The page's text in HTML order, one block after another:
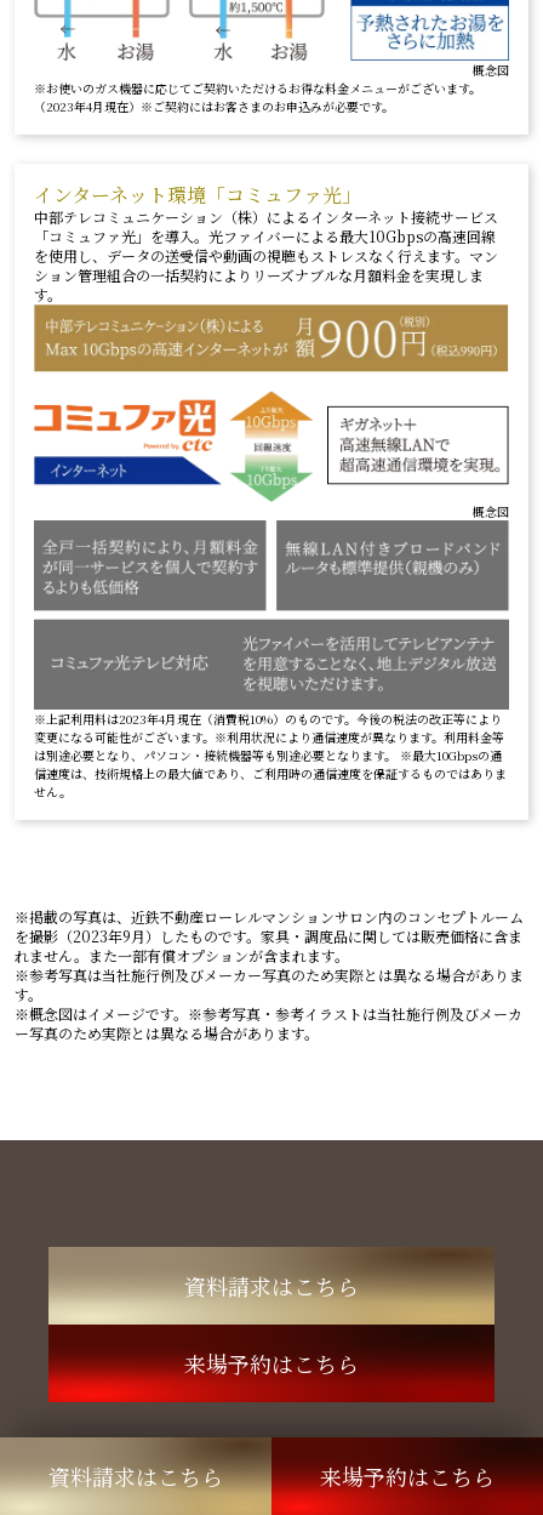
概念図
※お使いのガス機器に応じてご契約いただけるお得な料金メニューがございます。
（2023年4月現在）※ご契約にはお客さまのお申込みが必要です。
インターネット環境「コミュファ光」
中部テレコミュニケーション（株）によるインターネット接続サービス
「コミュファ光」を導入。光ファイバーによる最大10Gbpsの高速回線
を使用し、データの送受信や動画の視聴もストレスなく行えます。マン
ション管理組合の一括契約によりリーズナブルな月額料金を実現しま
す。
概念図
※上記利用料は2023年4月現在（消費税10%）のものです。今後の税法の改正等により
変更になる可能性がございます。※利用状況により通信速度が異なります。利用料金等
は別途必要となり、パソコン・接続機器等も別途必要となります。 ※最大10Gbpsの通
信速度は、技術規格上の最大値であり、ご利用時の通信速度を保証するものではありま
せん。
※掲載の写真は、近鉄不動産ローレルマンションサロン内のコンセプトルーム
を撮影（2023年9月）したものです。家具・調度品に関しては販売価格に含ま
れません。また一部有償オプションが含まれます。
※参考写真は当社施行例及びメーカー写真のため実際とは異なる場合がありま
す。
※概念図はイメージです。※参考写真・参考イラストは当社施行例及びメーカ
ー写真のため実際とは異なる場合があります。
資料請求はこちら
来場予約はこちら
お問い合わせは、
ローレルサロン名古屋へ
資料請求はこちら 来場予約はこちら